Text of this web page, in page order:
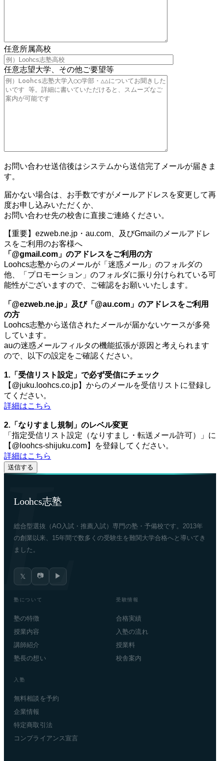
任意所属高校
任意志望大学、その他ご要望等
お問い合わせ送信後はシステムから送信完了メールが届きま
す。
届かない場合は、お手数ですがメールアドレスを変更して再
度お申し込みいただくか、
お問い合わせ先の校舎に直接ご連絡ください。
【重要】ezweb.ne.jp・au.com、及びGmailのメールアドレ
スをご利用のお客様へ
「@gmail.com」のアドレスをご利用の方
Loohcs志塾からのメールが「迷惑メール」のフォルダの
他、「プロモーション」のフォルダに振り分けられている可
能性がございますので、ご確認をお願いいたします。
「@ezweb.ne.jp」及び「@au.com」のアドレスをご利用
の方
Loohcs志塾から送信されたメールが届かないケースが多発
しています。
auの迷惑メールフィルタの機能拡張が原因と考えられます
ので、以下の設定をご確認ください。
1.「受信リスト設定」で必ず受信にチェック
【@juku.loohcs.co.jp】からのメールを受信リストに登録し
てください。
詳細はこちら
2.「なりすまし規制」のレベル変更
「指定受信リスト設定（なりすまし・転送メール許可）」に
【@loohcs-shijuku.com】を登録してください。
詳細はこちら
Loohcs志塾
総合型選抜（AO入試・推薦入試）専門の塾・予備校です。2013年
の創業以来、15年間で数多くの受験生を難関大学合格へと導いてき
ました。
𝕏 📷 ▶
塾について
塾の特徴
授業内容
講師紹介
塾長の想い
受験情報
合格実績
入塾の流れ
授業料
校舎案内
入塾
無料相談を予約
企業情報
特定商取引法
コンプライアンス宣言